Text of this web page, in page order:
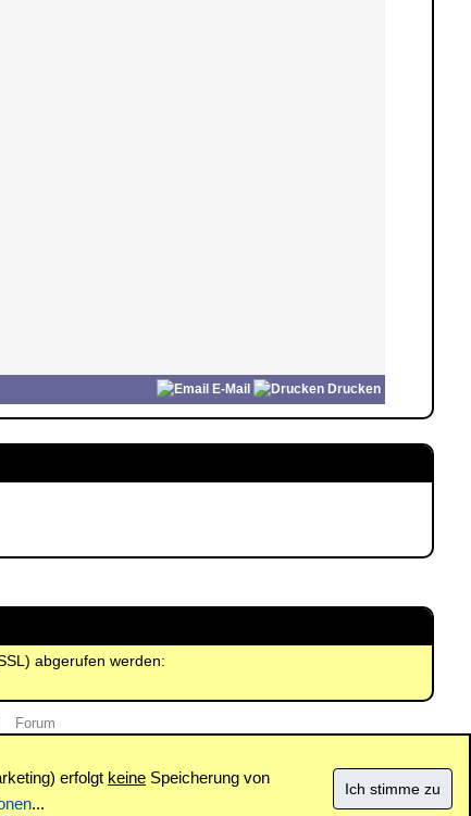
E-Mail Drucken
erfolgt keine Speicherung von
...
abgerufen werden:
Forum